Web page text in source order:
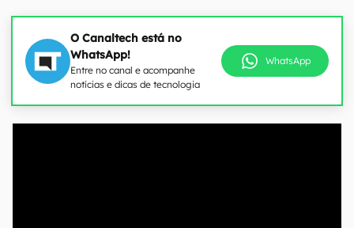
O Canaltech está no
WhatsApp!
Entre no canal e acompanhe
notícias e dicas de tecnologia
WhatsApp